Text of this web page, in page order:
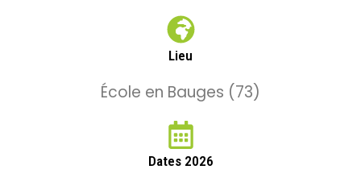
Lieu
École en Bauges (73)
Dates 2026